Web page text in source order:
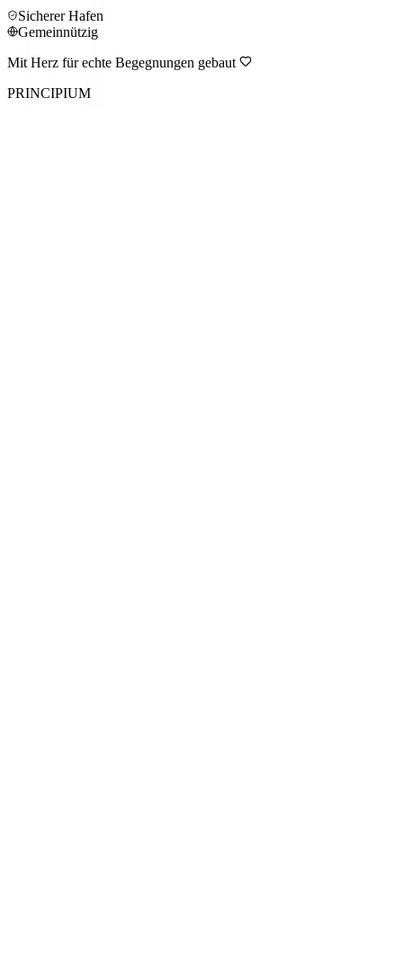
Sicherer Hafen
Gemeinnützig
Mit Herz für echte Begegnungen gebaut
PRINCIPIUM